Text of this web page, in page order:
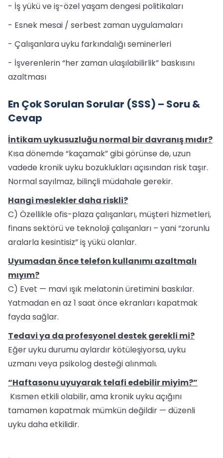
- İş yükü ve iş-özel yaşam dengesi politikaları
- Esnek mesai / serbest zaman uygulamaları
- Çalışanlara uyku farkındalığı seminerleri
- İşverenlerin “her zaman ulaşılabilirlik” baskısını
azaltması
En Çok Sorulan Sorular (SSS) – Soru &
Cevap
İntikam uykusuzluğu normal bir davranış mıdır?
Kısa dönemde “kaçamak” gibi görünse de, uzun
vadede kronik uyku bozuklukları açısından risk taşır.
Normal sayılmaz, bilinçli müdahale gerekir.
Hangi meslekler daha riskli?
C) Özellikle ofis-plaza çalışanları, müşteri hizmetleri,
finans sektörü ve teknoloji çalışanları – yani “zorunlu
aralarla kesintisiz” iş yükü olanlar.
Uyumadan önce telefon kullanımı azaltmalı
mıyım?
C) Evet — mavi ışık melatonin üretimini baskılar.
Yatmadan en az 1 saat önce ekranları kapatmak
fayda sağlar.
Tedavi ya da profesyonel destek gerekli mi?
Eğer uyku durumu aylardır kötüleşiyorsa, uyku
uzmanı veya psikolog desteği alınmalı.
“Haftasonu uyuyarak telafi edebilir miyim?”
Kısmen etkili olabilir, ama kronik uyku açığını
tamamen kapatmak mümkün değildir — düzenli
uyku daha etkilidir.